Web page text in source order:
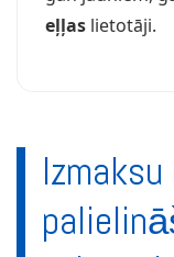
eļļas lietotāji.